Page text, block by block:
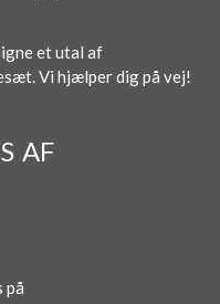
et utal af
Vi hjælper dig på vej!
AF
på